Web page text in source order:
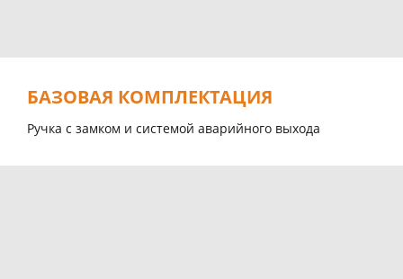
БАЗОВАЯ КОМПЛЕКТАЦИЯ
Ручка с замком и системой аварийного выхода